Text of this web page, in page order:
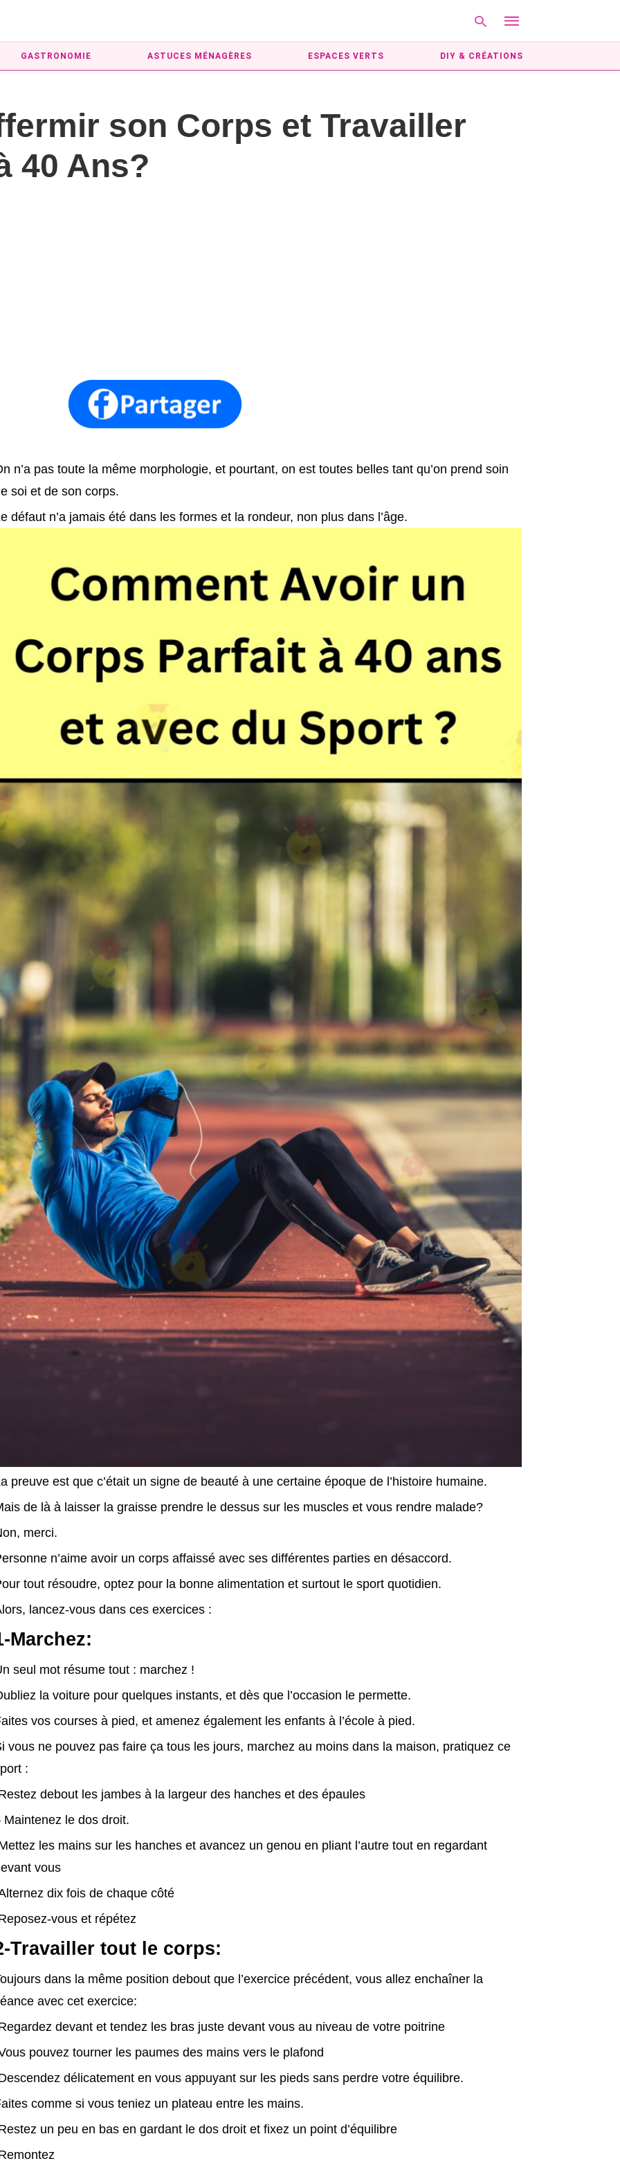
GASTRONOMIE ASTUCES MÉNAGÈRES ESPACES VERTS DIY & CRÉATIONS
son Corps et Travailler
40 Ans?
n’a pas toute la même morphologie, et pourtant, on est toutes belles tant qu’on prend soin
soi et de son corps.
défaut n’a jamais été dans les formes et la rondeur, non plus dans l’âge.
preuve est que c’était un signe de beauté à une certaine époque de l’histoire humaine.
de là à laisser la graisse prendre le dessus sur les muscles et vous rendre malade?
merci.
n’aime avoir un corps affaissé avec ses différentes parties en désaccord.
tout résoudre, optez pour la bonne alimentation et surtout le sport quotidien.
lancez-vous dans ces exercices :
Marchez:
seul mot résume tout : marchez !
la voiture pour quelques instants, et dès que l’occasion le permette.
vos courses à pied, et amenez également les enfants à l’école à pied.
vous ne pouvez pas faire ça tous les jours, marchez au moins dans la maison, pratiquez ce
:
debout les jambes à la largeur des hanches et des épaules
Maintenez le dos droit.
les mains sur les hanches et avancez un genou en pliant l’autre tout en regardant
vous
dix fois de chaque côté
vous et répétez
Travailler tout le corps:
dans la même position debout que l’exercice précédent, vous allez enchaîner la
avec cet exercice:
devant et tendez les bras juste devant vous au niveau de votre poitrine
pouvez tourner les paumes des mains vers le plafond
délicatement en vous appuyant sur les pieds sans perdre votre équilibre.
comme si vous teniez un plateau entre les mains.
un peu en bas en gardant le dos droit et fixez un point d’équilibre